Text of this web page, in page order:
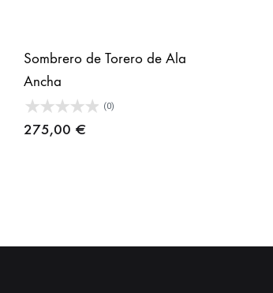
Sombrero de Torero de Ala
Ancha
(0)
275,00 €